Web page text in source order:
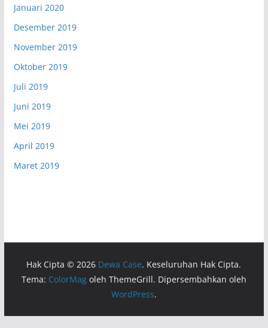
Januari 2020
Desember 2019
November 2019
Oktober 2019
Juli 2019
Juni 2019
Mei 2019
April 2019
Maret 2019
Hak Cipta © 2026 Dewa Case. Keseluruhan Hak Cipta.
Tema: ColorMagoleh ThemeGrill. Dipersembahkan oleh
WordPress.